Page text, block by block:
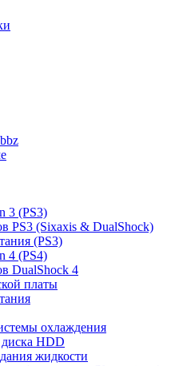
3 (PS3)
PS3 (Sixaxis & DualShock)
(PS3)
4 (PS4)
DualShock 4
платы
охлаждения
диска HDD
жидкости